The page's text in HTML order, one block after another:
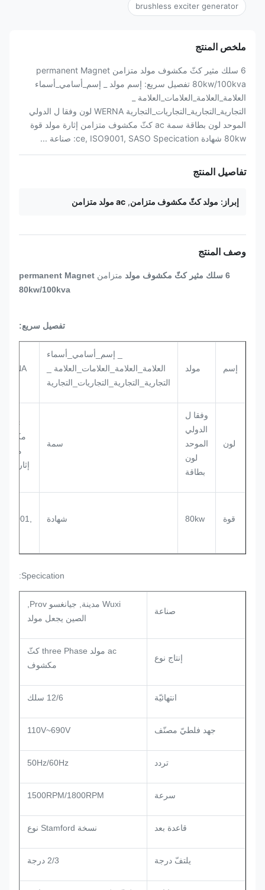
brushless exciter generator
ملخص المنتج
6 سلك مثير كثّ مكشوف مولد متزامن permanent Magnet
80kw/100kva تفصيل سريع: إسم مولد _ إسم_أسامي_أسماء
العلامة_العلامة_العلامات_العلامة _
التجارية_التجارية_التجاريات_التجارية WERNA لون وفقا ل الدولي
الموحد لون بطاقة سمة ac كثّ مكشوف متزامن إثارة مولد قوة
80kw شهادة ce, ISO9001, SASO Specication: صناعة ...
تفاصيل المنتج
إبراز: مولد كثّ مكشوف متزامن, ac مولد متزامن
وصف المنتج
6 سلك مثير كثّ مكشوف مولد متزامن permanent Magnet
80kw/100kva
تفصيل سريع:
إسم مولد
_ إسم_أسامي_أسماء
العلامة_العلامة_العلامات_العلامة _
التجارية_التجارية_التجاريات_التجارية
لون
وفقا ل
الدولي
الموحد
لون
بطاقة
سمة
إثارة
قوة 80kw شهادة
Specication:
صناعة
الصين يجعل مولد
إنتاج نوع
ac مولد three Phase كثّ
مكشوف
انتهائيّة 12/6 سلك
جهد فلطيّ مصنّف 110V~690V
تردد 50Hz/60Hz
سرعة 1500RPM/1800RPM
قاعدة بعد نسخة Stamford نوع
يلتفّ درجة 2/3 درجة